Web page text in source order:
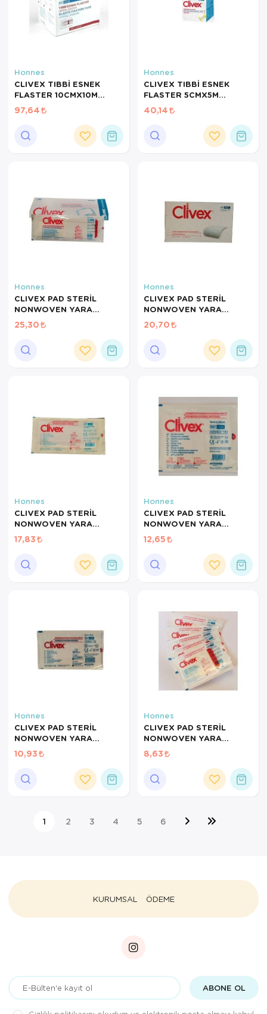
Honnes
CLIVEX TIBBİ ESNEK
FLASTER 10CMX10M
HİPOALERJENİK FİX
FLASTER CLİVEX C4110
97,64
Honnes
CLIVEX TIBBİ ESNEK
FLASTER 5CMX5M
HİPOALERJENİK FİX
FLASTER CLİVEX IC4505
40,14
Honnes
CLIVEX PAD STERİL
NONWOVEN YARA
ÖRTÜSÜ 9CMX30CM
C630 CLiVEX
25,30
Honnes
CLIVEX PAD STERİL
NONWOVEN YARA
ÖRTÜSÜ 9CMX25CM C625
CLiVEX
20,70
Honnes
CLIVEX PAD STERİL
NONWOVEN YARA
ÖRTÜSÜ 9CMX20CM
C620 CLiVEX
17,83
Honnes
CLIVEX PAD STERİL
NONWOVEN YARA
ÖRTÜSÜ 9CMX10CM C610
CLiVEX
12,65
Honnes
CLIVEX PAD STERİL
NONWOVEN YARA
ÖRTÜSÜ 5CMX9CM C609
CLiVEX
10,93
Honnes
CLIVEX PAD STERİL
NONWOVEN YARA
ÖRTÜSÜ 5CMX7,5CM
C607 CLiVEX
8,63
1 2 3 4 5 6
KURUMSAL ÖDEME
ABONE OL